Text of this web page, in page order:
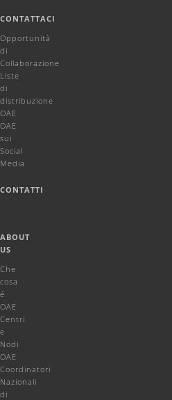
CONTATTACI
Opportunità
di
Collaborazione
Liste
di
distribuzione
OAE
OAE
sui
Social
Media
CONTATTI
ABOUT
US
Che
cosa
é
OAE
Centri
e
Nodi
OAE
Coordinatori
Nazionali
di